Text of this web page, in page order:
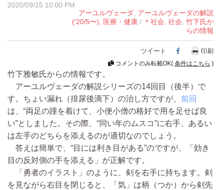
2020/09/15 10:00 PM
アーユルヴェーダ アーユルヴェーダの解説
('20/5〜)
医療・健康 / ＊社会 社会 竹下氏か
らの情報
ツイート Facebook
印刷
コメントのみ転載OK( 条件はこちら )
竹下雅敏氏からの情報です。
アーユルヴェーダの解説シリーズの14回目（後半）で
す。ちょい漏れ（排尿後滴下）の治し方ですが、 前回
は、“両足の踵を着けて、小便小僧の格好で用を足せば良
い”としました。その際、“同い年のムスコ”に右手、あるい
は左手のどちらを添えるのが適切なのでしょう。
答えは簡単で、“目には利き目がある”のですが、「効き
目の反対側の手を添える」が正解です。
「勇者のイラスト」のように、剣を右手に持ちます。剣
を見ながら右目を閉じると、「気」は柄（つか）から剣先